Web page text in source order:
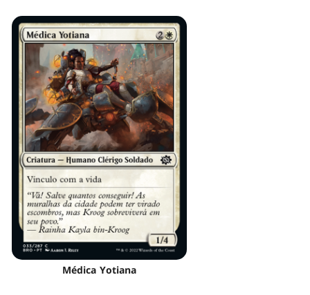
Médica Yotiana